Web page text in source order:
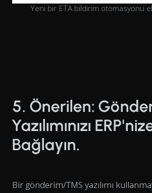
Yeni bir ETA bildirim otomasyonu
5. Önerilen:
Yazılımınızı
Bağlayın.
Bir gönderim/TMS yazılımı